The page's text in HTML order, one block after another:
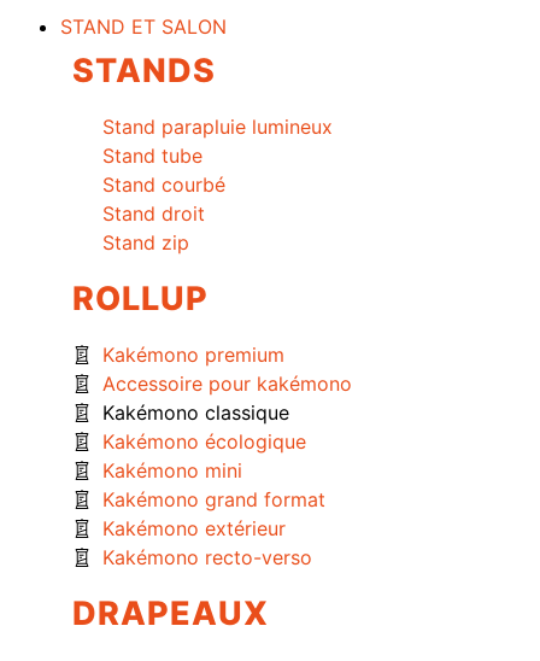
STAND ET SALON
STANDS
Stand parapluie lumineux
Stand tube
Stand courbé
Stand droit
Stand zip
ROLLUP
Kakémono premium
Accessoire pour kakémono
Kakémono classique
Kakémono écologique
Kakémono mini
Kakémono grand format
Kakémono extérieur
Kakémono recto-verso
DRAPEAUX